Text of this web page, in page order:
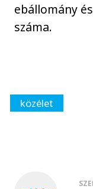
ebállomány
száma.
közélet